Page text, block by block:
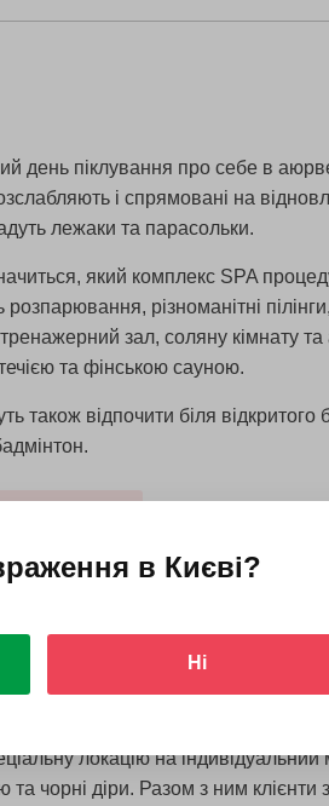
день піклування про себе в
і спрямовані на
лежаки та парасольки.
який комплекс SPA
розпарювання, різноманітні
тренажерний зал, соляну
та фінською сауною.
також відпочити біля
Усі подарунки у
локацію на індивідуальний
та чорні діри. Разом з ним
в Києві?
Ні